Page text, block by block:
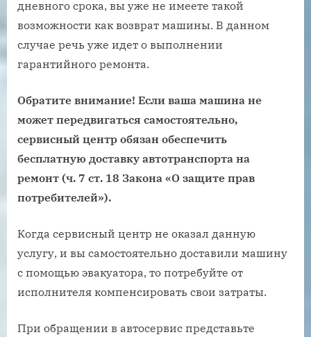
дневного срока, вы уже не имеете такой
возможности как возврат машины. В данном
случае речь уже идет о выполнении
гарантийного ремонта.
Обратите внимание! Если ваша машина не
может передвигаться самостоятельно,
сервисный центр обязан обеспечить
бесплатную доставку автотранспорта на
ремонт (ч. 7 ст. 18 Закона «О защите прав
потребителей»).
Когда сервисный центр не оказал данную
услугу, и вы самостоятельно доставили машину
с помощью эвакуатора, то потребуйте от
исполнителя компенсировать свои затраты.
При обращении в автосервис представьте